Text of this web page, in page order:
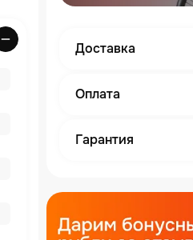
Доставка
Оплата
Гарантия